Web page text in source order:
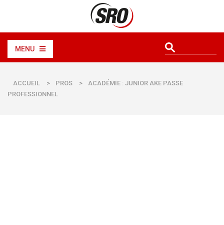
MENU
ACCUEIL > PROS >
ACADÉMIE : JUNIOR AKE PASSE
PROFESSIONNEL